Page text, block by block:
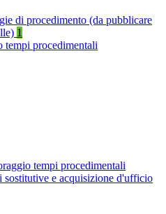
di procedimento (da pubblicare
1
tempi procedimentali
tempi procedimentali
sostitutive e acquisizione d'ufficio